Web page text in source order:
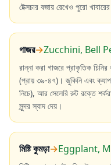
টেক্সচার বজায় রেখেও পুরো
গাজর→Zucchini, Bell
রান্না করা গাজরে প্রাকৃতিক
(প্রায় ৩৯-৪৭)। জুকিনি এবং
নিচে), আর সেলেরি রুট রক্তে
সুন্দর স্বাদ দেয়।
মিষ্টি কুমড়া→Eggplant,